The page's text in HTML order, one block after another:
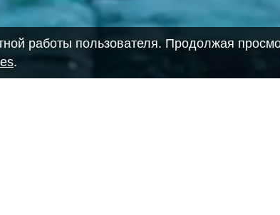
работы пользователя. Продолжая
.